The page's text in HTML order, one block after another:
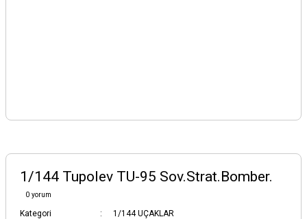
1/144 Tupolev TU-95 Sov.Strat.Bomber.
0 yorum
Kategori
1/144 UÇAKLAR